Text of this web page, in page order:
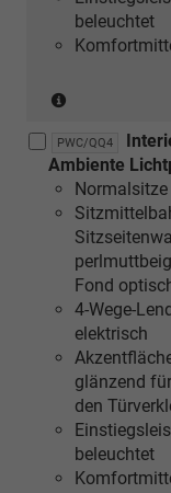
matt
gebürstet
Holz
Nussbaum
braun
naturell)
beleuchtet
Verbindung
mit
[5MC]
Holz
Linde
Sediment
silbergrau
naturell
oder
[5MF]
Aluminium
matt
gebürstet
PWC/QQ4
Ambiente
Normalsitze
Fond
4-Wege-
elektrisch
glänzend
den
beleuchtet